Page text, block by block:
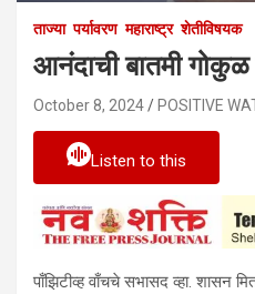
ताज्या पर्यावरण महाराष्ट्र शेतीविषयक
आनंदाची बातमी गोकुळ
October 8, 2024 POSITIVE
Listen to this
पाँझिटीव्ह वाँचचे सभासद व्हा. शासन